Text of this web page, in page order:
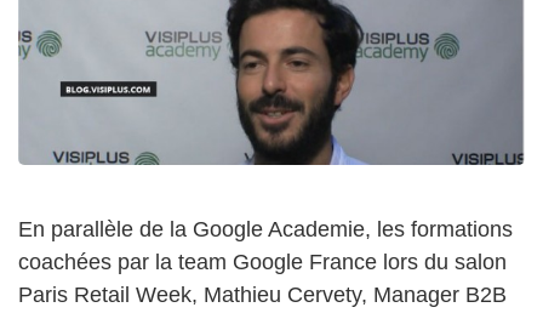
En parallèle de la Google Academie, les formations
coachées par la team Google France lors du salon
Paris Retail Week, Mathieu Cervety, Manager B2B